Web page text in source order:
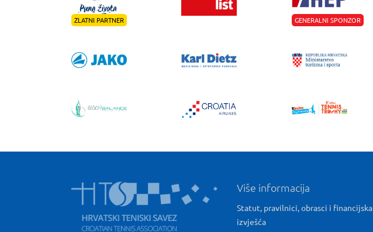
ZLATNI PARTNER GENERALNI SPONZOR
Više informacija
Statut, pravilnici, obrasci i financijska
izvješća